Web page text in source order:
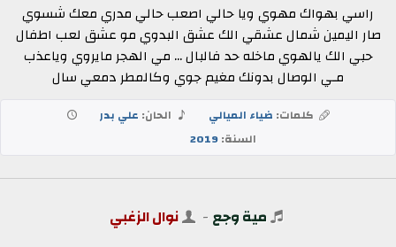
راسي بهواك مهوي ويا حالي اصعب حالي مدري معك شسوي
صار اليمين شمال عشقي الك عشق البدوي مو عشق لعب اطفال
حبي الك يالهوي ماخله حد فالبال ... مي الهجر مايروي وياعذب
مـي الوصال بدونك مغيم جوي وكالمطر دمعي سال
كلمات: ضياء الميالي الحان: علي بدر
السنة:2019
مية وجع - نوال الزغبي